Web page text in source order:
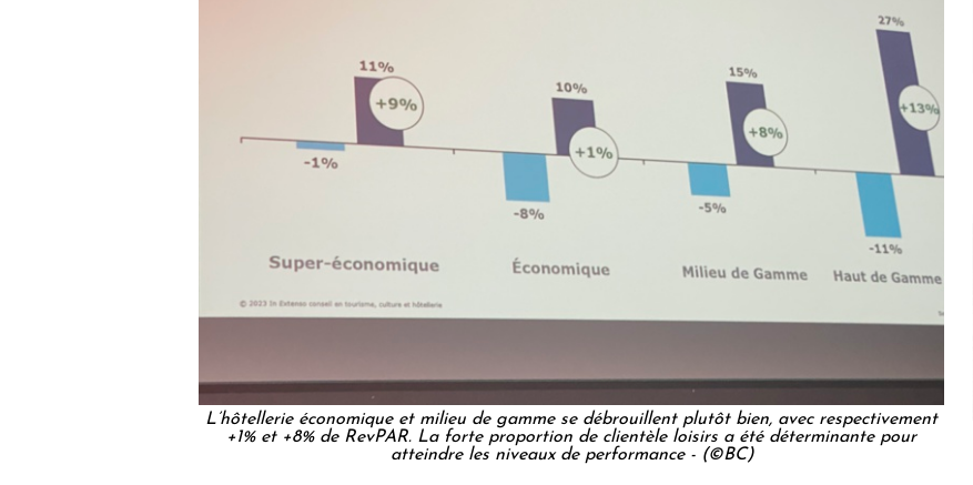
L’hôtellerie économique et milieu de gamme se débrouillent plutôt bien, avec respectivement
+1% et +8% de RevPAR. La forte proportion de clientèle loisirs a été déterminante pour
atteindre les niveaux de performance - (©BC)